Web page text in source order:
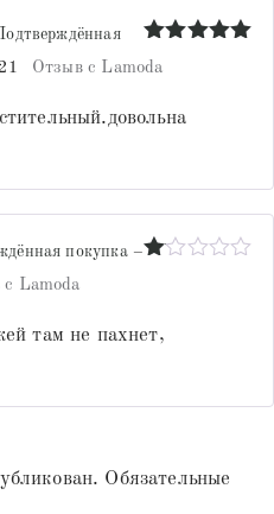
Оценка
из 5
Отзыв с Lamoda
5
покупка –
Lamoda
там не пахнет,
Обязательные